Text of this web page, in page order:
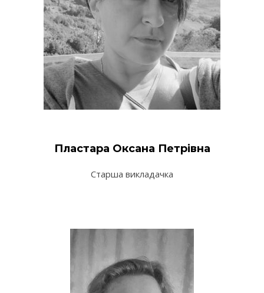
Пластара Оксана Петрівна
Старша викладачка